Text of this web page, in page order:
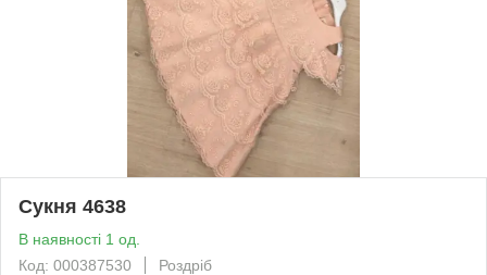
Сукня 4638
В наявності 1 од.
Код: 000387530
Роздріб